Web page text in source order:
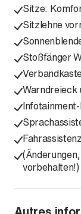
Sitze:
Sitzlehne
Stoßfänger
Warndreieck
vorbehalten!)